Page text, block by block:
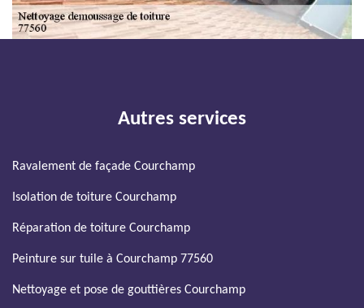
Autres services
Ravalement de façade Courchamp
Isolation de toiture Courchamp
Réparation de toiture Courchamp
Peinture sur tuile à Courchamp 77560
Nettoyage et pose de gouttières Courchamp